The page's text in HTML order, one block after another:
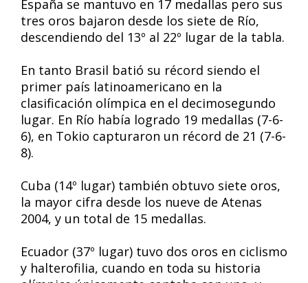
España se mantuvo en 17 medallas pero sus
tres oros bajaron desde los siete de Río,
descendiendo del 13º al 22º lugar de la tabla.
En tanto Brasil batió su récord siendo el
primer país latinoamericano en la
clasificación olímpica en el decimosegundo
lugar. En Río había logrado 19 medallas (7-6-
6), en Tokio capturaron un récord de 21 (7-6-
8).
Cuba (14º lugar) también obtuvo siete oros,
la mayor cifra desde los nueve de Atenas
2004, y un total de 15 medallas.
Ecuador (37º lugar) tuvo dos oros en ciclismo
y halterofilia, cuando en toda su historia